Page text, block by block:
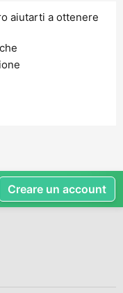
aiutarti a ottenere
Creare un account